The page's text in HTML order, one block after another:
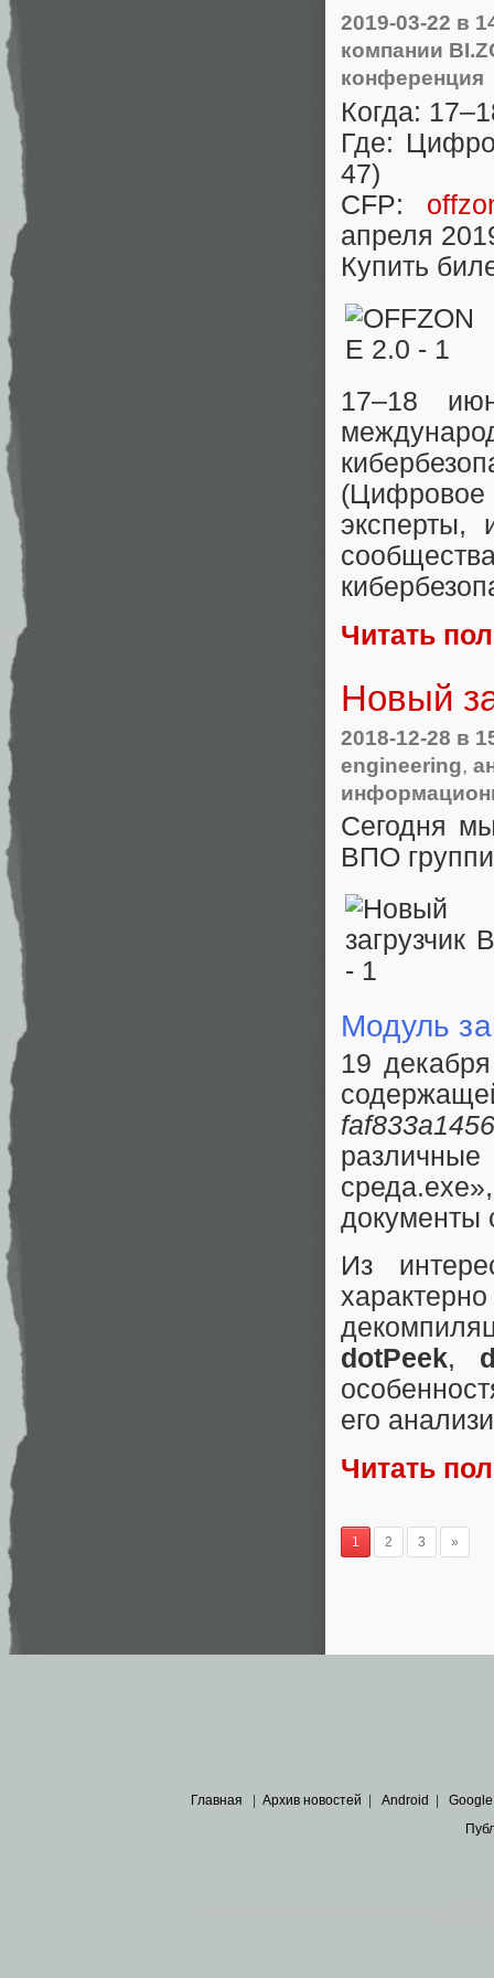
2019-03-22 в
компании
конференция
Когда:
Где:
47)
CFP:
апреля
Купить
17–18
(Цифровое
эксперты,
Читать
Новый
2018-12-28 в
engineering,
Сегодня
ВПО
Модуль
19
документы
Из
dotPeek,
его
Читать
1 2 3 »
Главная | Архив новостей | Android | Google